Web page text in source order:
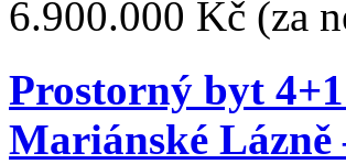
6.900.000 Kč (za
Prostorný byt
Mariánské Lázně